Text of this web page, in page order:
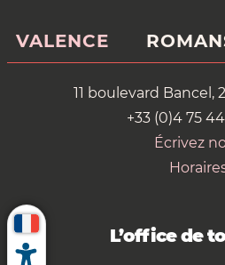
VALENCE
11 boulevard Bancel,
+33 (0)4 75
Écrivez
L’office de